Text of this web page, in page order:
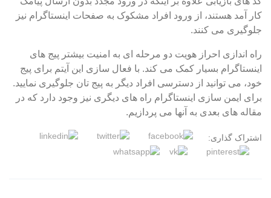
کار آمد هستند، از ورود افراد مشکوک به صفحات اینستاگرام نیز
جلوگیری می کنند.
راه اندازی احراز هویت دو مرحله ای به امنیت بیشتر پیج های
اینستاگرام بسیار کمک می کند. با فعال سازی این آیتم برای پیج
خود، می توانید از دسترسی افراد دیگر به پیج تان جلوگیری نمایید.
برای ایمن سازی اینستاگرام راه های دیگری نیز وجود دارد که در
مقاله های بعدی به آنها می پردازیم.
اشتراک گذاری: